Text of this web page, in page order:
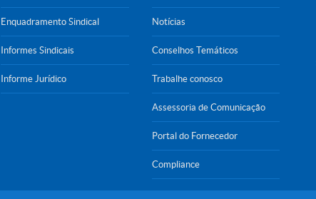
Enquadramento Sindical
Informes Sindicais
Informe Jurídico
Notícias
Conselhos Temáticos
Trabalhe conosco
Assessoria de Comunicação
Portal do Fornecedor
Compliance